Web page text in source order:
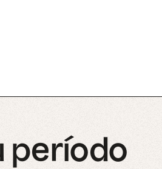
período